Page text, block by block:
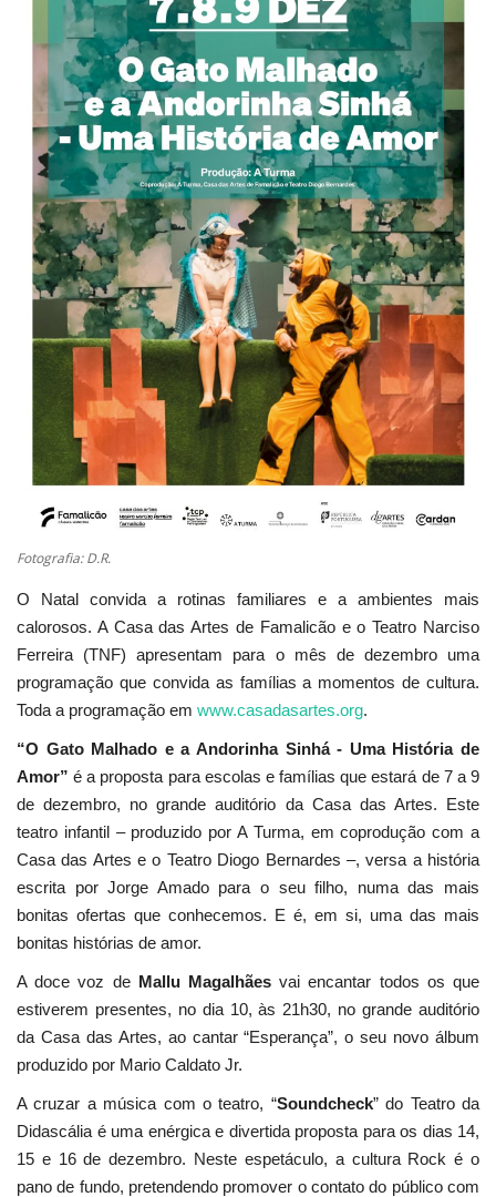
Estatuto Editorial
Saúde
Ficha técnica
Cultura
Lazer
Ambiente
Fotografia: D.R.
O Natal convida a rotinas familiares e a ambientes mais
calorosos. A Casa das Artes de Famalicão e o Teatro Narciso
Ferreira (TNF) apresentam para o mês de dezembro uma
programação que convida as famílias a momentos de cultura.
Toda a programação em www.casadasartes.org.
“O Gato Malhado e a Andorinha Sinhá - Uma História de
Amor”é a proposta para escolas e famílias que estará de 7 a 9
de dezembro, no grande auditório da Casa das Artes. Este
teatro infantil – produzido por A Turma, em coprodução com a
Casa das Artes e o Teatro Diogo Bernardes –, versa a história
escrita por Jorge Amado para o seu filho, numa das mais
bonitas ofertas que conhecemos. E é, em si, uma das mais
bonitas histórias de amor.
A doce voz de Mallu Magalhães vai encantar todos os que
estiverem presentes, no dia 10, às 21h30, no grande auditório
da Casa das Artes, ao cantar “Esperança”, o seu novo álbum
produzido por Mario Caldato Jr.
A cruzar a música com o teatro, “Soundcheck” do Teatro da
Didascália é uma enérgica e divertida proposta para os dias 14,
15 e 16 de dezembro. Neste espetáculo, a cultura Rock é o
pano de fundo, pretendendo promover o contato do público com